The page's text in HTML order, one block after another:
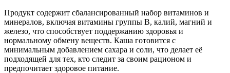
Продукт содержит сбалансированный набор витаминов и
минералов, включая витамины группы В, калий, магний и
железо, что способствует поддержанию здоровья и
нормальному обмену веществ. Каша готовится с
минимальным добавлением сахара и соли, что делает её
подходящей для тех, кто следит за своим рационом и
предпочитает здоровое питание.